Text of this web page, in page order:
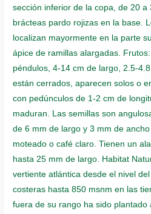
sección inferior de la copa, de 20 a
brácteas pardo rojizas en la base.
localizan mayormente en la parte
ápice de ramillas alargadas.
péndulos, 4-14 cm de largo, 2.5-
están cerrados, aparecen solos o
con pedúnculos de 1-2 cm de
maduran. Las semillas son
de 6 mm de largo y 3 mm de
moteado o café claro. Tienen un
hasta 25 mm de largo. Habitat
vertiente atlántica desde el nivel
costeras hasta 850 msnm en las
fuera de su rango ha sido plantado